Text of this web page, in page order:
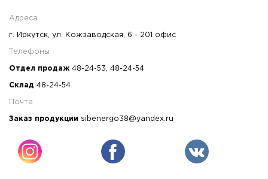
Адреса
г. Иркутск, ул. Кожзаводская, 6 - 201 офис
Телефоны
Отдел продаж 48-24-53 48-24-54
Склад 48-24-54
Почта
Заказ продукции sibenergo38@yandex.ru